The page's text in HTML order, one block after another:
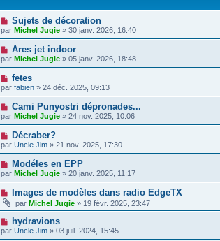
Sujets de décoration
par Michel Jugie » 30 janv. 2026, 16:40
Ares jet indoor
par Michel Jugie » 05 janv. 2026, 18:48
fetes
par fabien » 24 déc. 2025, 09:13
Cami Punyostri dépronades...
par Michel Jugie » 24 nov. 2025, 10:06
Décraber?
par Uncle Jim » 21 nov. 2025, 17:30
Modéles en EPP
par Michel Jugie » 20 janv. 2025, 11:17
Images de modèles dans radio EdgeTX
par Michel Jugie » 19 févr. 2025, 23:47
hydravions
par Uncle Jim » 03 juil. 2024, 15:45